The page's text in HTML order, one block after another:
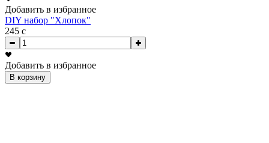
Добавить в избранное
DIY набор "Хлопок"
245 c
Добавить в избранное
В корзину